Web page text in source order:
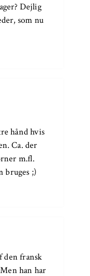
Dejlig
som nu
hånd hvis
Ca. der
m.fl.
bruges ;)
den fransk
han har